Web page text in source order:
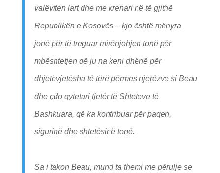
valëviten lart dhe me krenari në të gjithë
Republikën e Kosovës – kjo është mënyra
jonë për të treguar mirënjohjen tonë për
mbështetjen që ju na keni dhënë për
dhjetëvjetësha të tërë përmes njerëzve si Beau
dhe çdo qytetari tjetër të Shteteve të
Bashkuara, që ka kontribuar për paqen,
sigurinë dhe shtetësinë tonë.
Sa i takon Beau, mund ta themi me përulje se